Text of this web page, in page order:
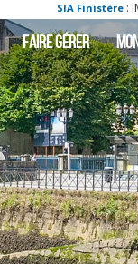
: IMMOBILIER QUIMPER :
FAIRE GÉRER